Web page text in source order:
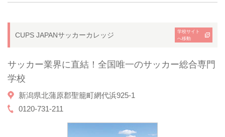
CUPS JAPANサッカーカレッジ
学校サイト
へ移動
サッカー業界に直結！全国唯一のサッカー総合専門
学校
新潟県北蒲原郡聖籠町網代浜925-1
0120-731-211